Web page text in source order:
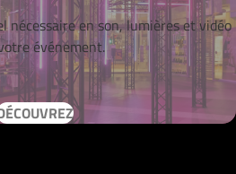
nécessaire en son, lumières et vidéo
événement.